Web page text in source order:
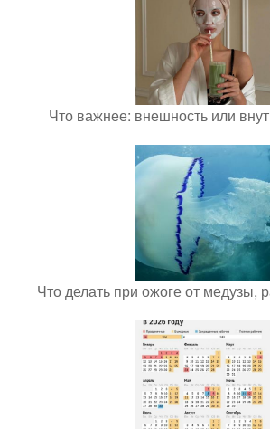
Что важнее: внешность или
Что делать при ожоге от медузы,